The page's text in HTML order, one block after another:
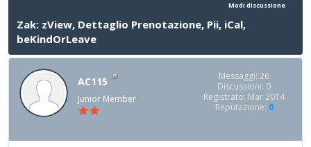
Modi discussione
Zak: zView, Dettaglio Prenotazione, Pii, iCal,
beKindOrLeave
AC115
Junior Member
Messaggi: 26
Discussioni: 0
Registrato: Mar 2014
Reputazione: 0